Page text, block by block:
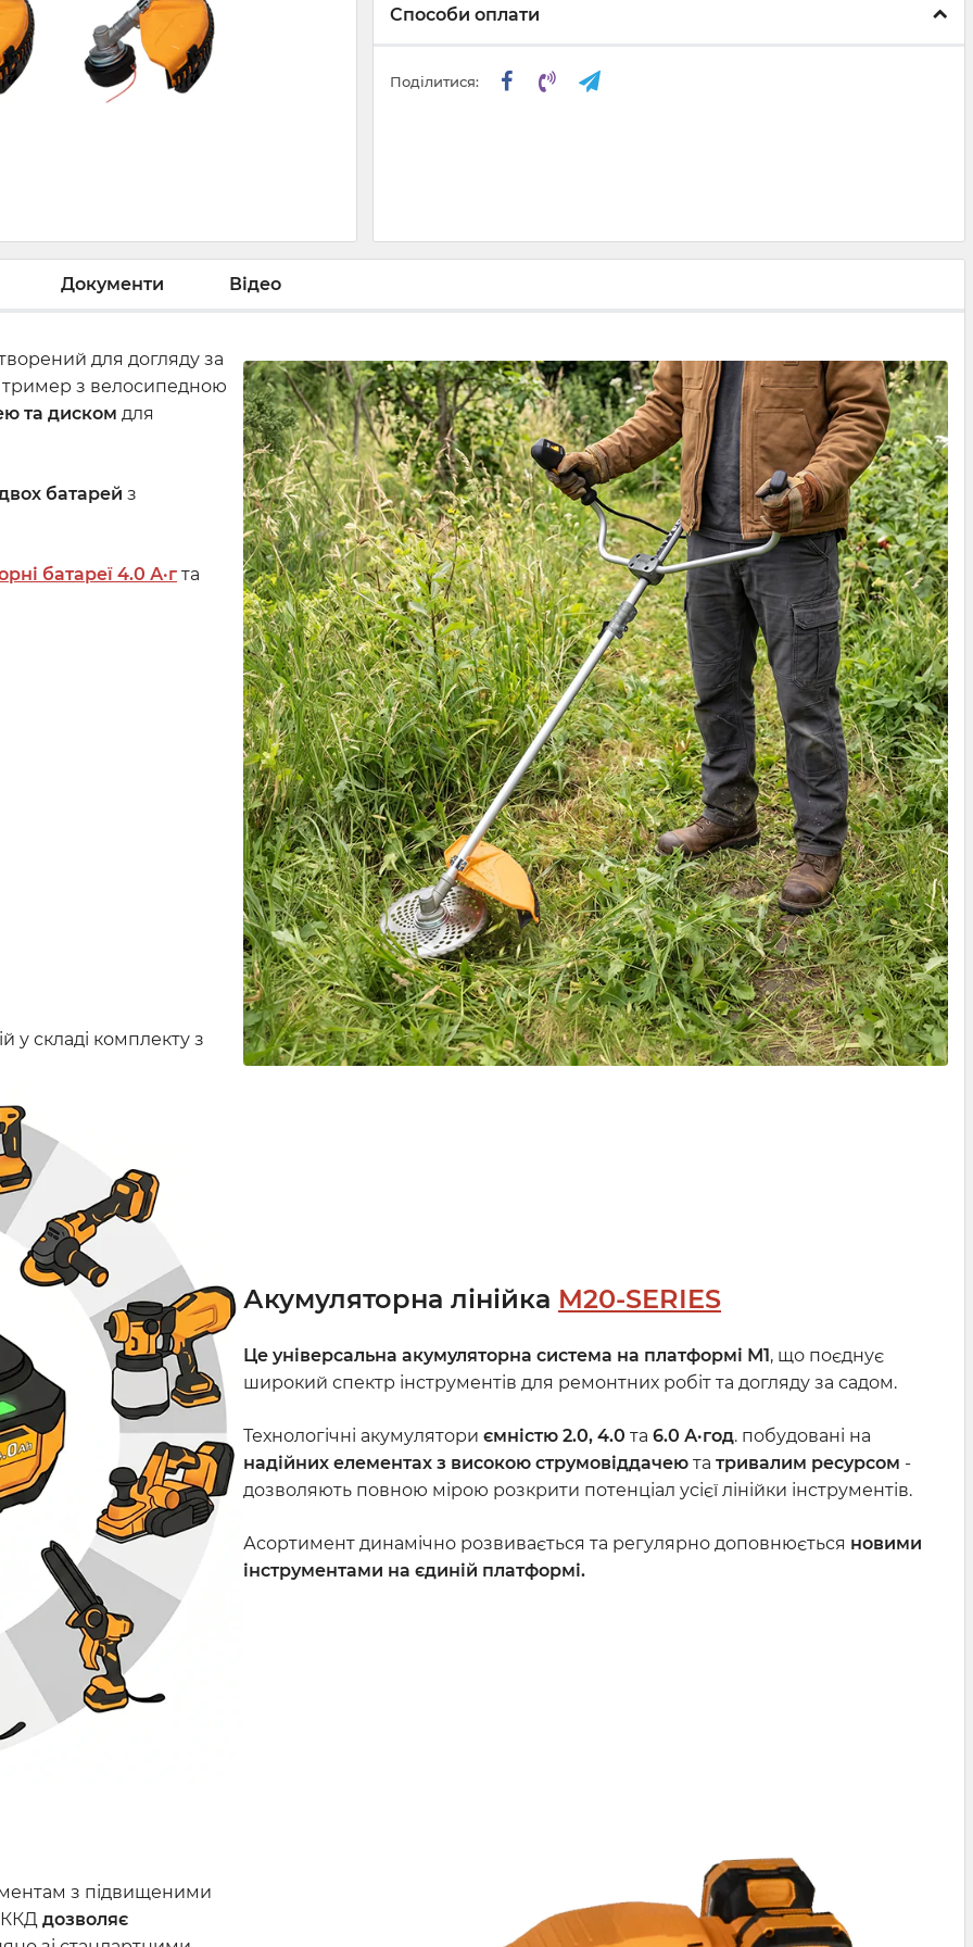
Способи оплати
Поділитися:
Документи Відео
для догляду за
з велосипедною
та диском для
батарей з
батареї 4.0 А·г та
у складі комплекту з
Акумуляторна лінійка M20-SERIES
Це універсальна акумуляторна система на платформі М1, що поєднує
широкий спектр інструментів для ремонтних робіт та догляду за садом.
Технологічні акумулятори ємністю 2.0, 4.0 та 6.0 А·год. побудовані на
надійних елементах з високою струмовіддачею та тривалим ресурсом -
дозволяють повною мірою розкрити потенціал усієї лінійки інструментів.
Асортимент динамічно розвивається та регулярно доповнюється новими
інструментами на єдиній платформі.
з підвищеними
ККД дозволяє